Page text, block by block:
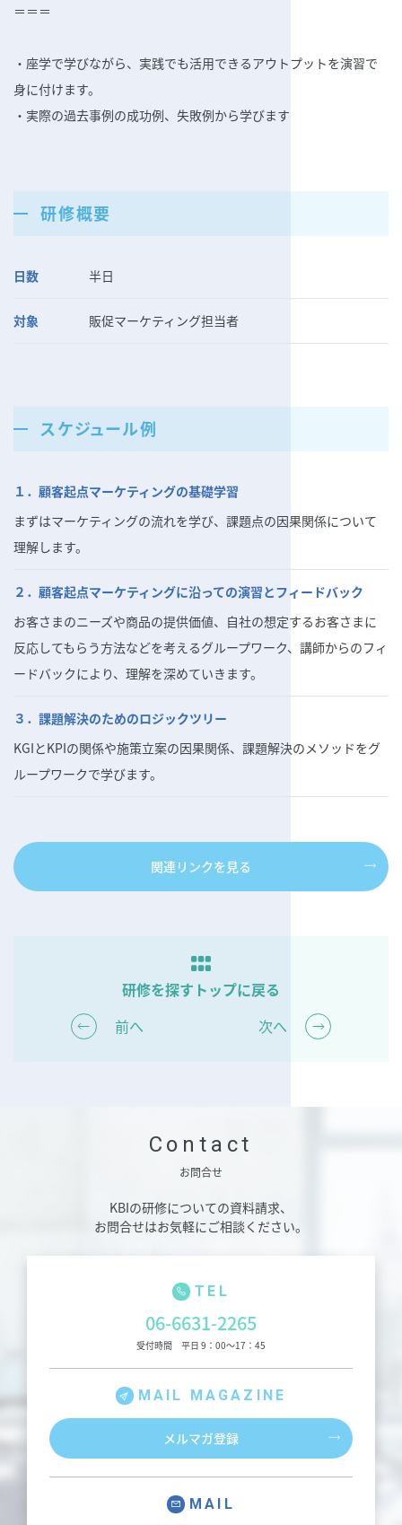
＝＝＝
・座学で学びながら、実践でも活用できるアウトプットを演習で
身に付けます。
・実際の過去事例の成功例、失敗例から学びます
研修概要
日数 半日
対象 販促マーケティング担当者
スケジュール例
１．顧客起点マーケティングの基礎学習
まずはマーケティングの流れを学び、課題点の因果関係について
理解します。
２．顧客起点マーケティングに沿っての演習とフィードバック
お客さまのニーズや商品の提供価値、自社の想定するお客さまに
反応してもらう方法などを考えるグループワーク、講師からのフィ
ードバックにより、理解を深めていきます。
３．課題解決のためのロジックツリー
KGIとKPIの関係や施策立案の因果関係、課題解決のメソッドをグ
ループワークで学びます。
関連リンクを見る
前へ
研修を探す トップに戻る
次へ
Contact
お問合せ
KBIの研修についての資料請求、
お問合せはお気軽にご相談ください。
TEL
06-6631-2265
受付時間 平日 9：00～17：45
MAIL MAGAZINE
メルマガ登録
MAIL